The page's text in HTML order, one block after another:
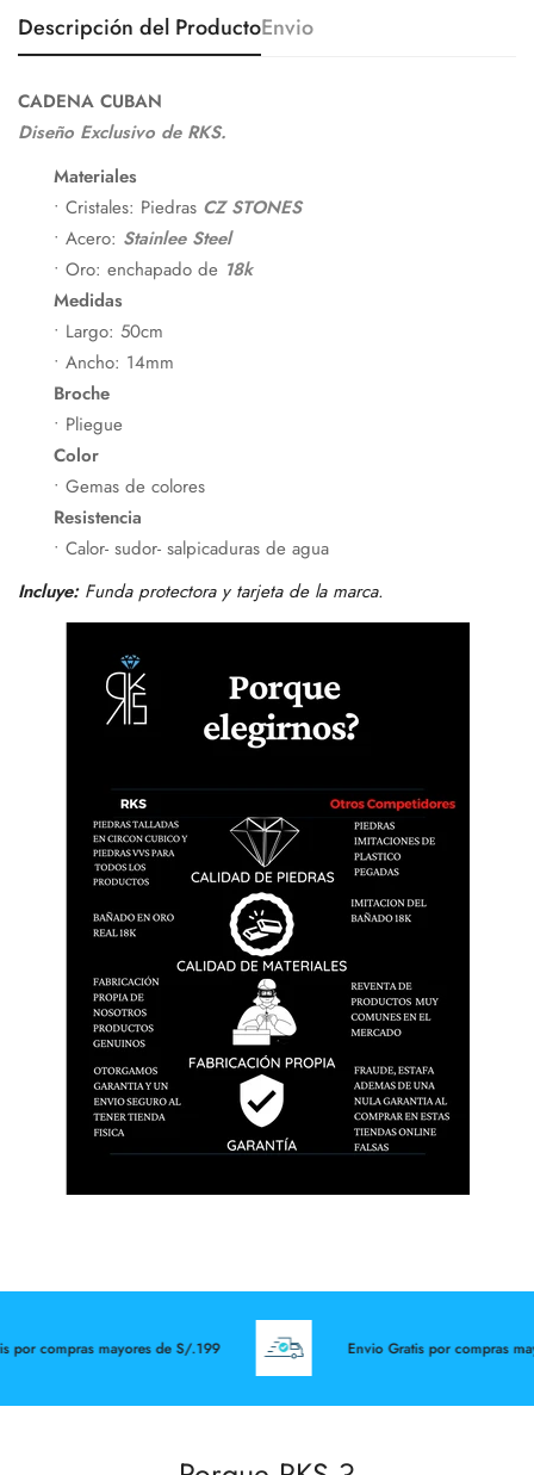
Descripción del ProductoEnvio
CADENA CUBAN
Diseño Exclusivo de RKS.
Materiales
• Cristales: Piedras CZ STONES
• Acero: Stainlee Steel
• Oro: enchapado de 18k
Medidas
• Largo: 50cm
• Ancho: 14mm
Broche
• Pliegue
Color
• Gemas de colores
Resistencia
• Calor- sudor- salpicaduras de agua
Incluye:Funda protectora y tarjeta de la marca.
por compras mayores de S/.199 Envio Gratis por compras